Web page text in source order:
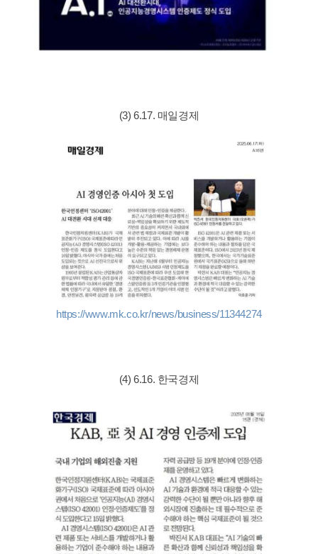
(3) 6.17. 매일경제
https://www.mk.co.kr/news/business/11344274
(4) 6.16. 한국경제